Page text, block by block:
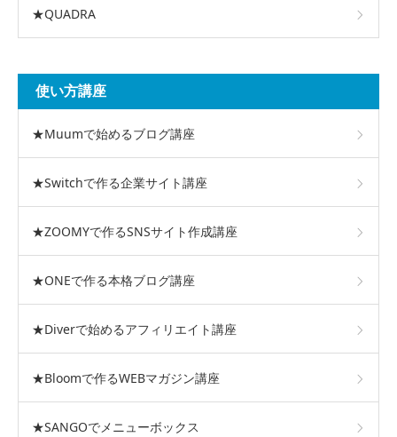
★QUADRA
使い方講座
★Muumで始めるブログ講座
★Switchで作る企業サイト講座
★ZOOMYで作るSNSサイト作成講座
★ONEで作る本格ブログ講座
★Diverで始めるアフィリエイト講座
★Bloomで作るWEBマガジン講座
★SANGOでメニューボックス